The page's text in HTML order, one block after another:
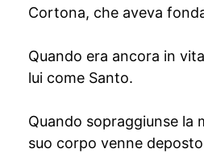
Cortona, che aveva
Quando era ancora in
lui come Santo.
Quando sopraggiunse la
suo corpo venne